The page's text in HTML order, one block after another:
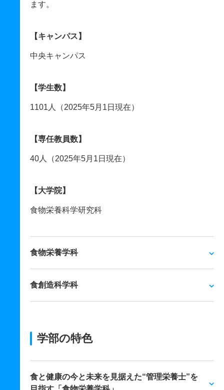
ます。
【キャンパス】
中央キャンパス
【学生数】
1101人（2025年5月1日現在）
【専任教員数】
40人（2025年5月1日現在）
【大学院】
食物栄養科学研究科
食物栄養学科
食創造科学科
学部の特色
食と健康の今と未来を見据えた“管理栄養士”を